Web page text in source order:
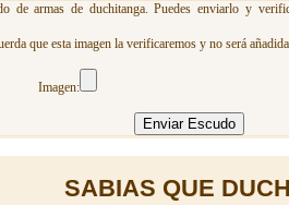
de armas de duchitanga. Puedes enviarlo y
que esta imagen la verificaremos y no será
Imagen:
SABIAS QUE